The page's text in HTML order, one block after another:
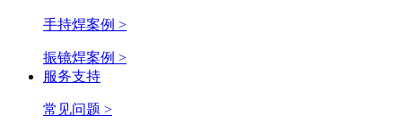
手持焊案例 >
振镜焊案例 >
服务支持
常见问题 >